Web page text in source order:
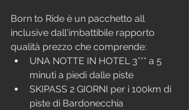
Born to Ride è un pacchetto all
inclusive dall'imbattibile rapporto
qualità prezzo che comprende:
UNA NOTTE IN HOTEL 3*** a 5
minuti a piedi dalle piste
SKIPASS 2 GIORNI per i 100km di
piste di Bardonecchia